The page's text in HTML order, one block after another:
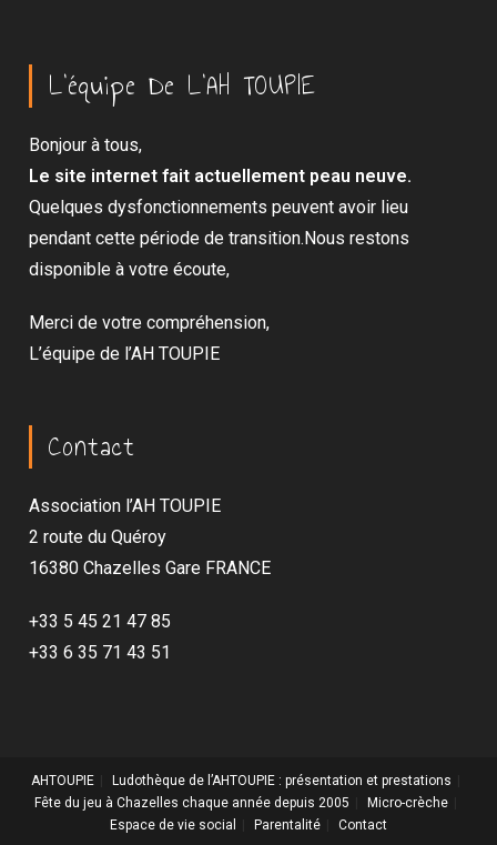
L’équipe De L’AH TOUPIE
Bonjour à tous,
Le site internet fait actuellement peau neuve.
Quelques dysfonctionnements peuvent avoir lieu
pendant cette période de transition.Nous restons
disponible à votre écoute,
Merci de votre compréhension,
L’équipe de l’AH TOUPIE
Contact
Association l’AH TOUPIE
2 route du Quéroy
16380 Chazelles Gare FRANCE
+33 5 45 21 47 85
+33 6 35 71 43 51
AHTOUPIE
Ludothèque de l’AHTOUPIE : présentation et prestations
Fête du jeu à Chazelles chaque année depuis 2005
Micro-crèche
Espace de vie social
Parentalité Contact